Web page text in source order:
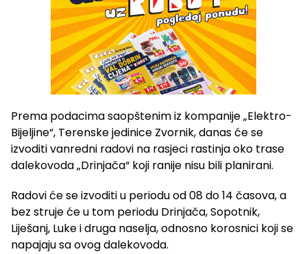
Prema podacima saopštenim iz kompanije „Elektro-
Bijeljine“, Terenske jedinice Zvornik, danas će se
izvoditi vanredni radovi na rasjeci rastinja oko trase
dalekovoda „Drinjača“ koji ranije nisu bili planirani.
Radovi će se izvoditi u periodu od 08 do 14 časova, a
bez struje će u tom periodu Drinjača, Sopotnik,
Liješanj, Luke i druga naselja, odnosno korosnici koji se
napajaju sa ovog dalekovoda.